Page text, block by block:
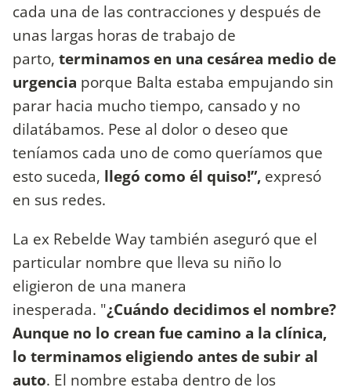
cada una de las contracciones y después de
unas largas horas de trabajo de
parto, terminamos en una cesárea medio de
urgencia porque Balta estaba empujando sin
parar hacia mucho tiempo, cansado y no
dilatábamos. Pese al dolor o deseo que
teníamos cada uno de como queríamos que
esto suceda, llegó como él quiso!”, expresó
en sus redes.
La ex Rebelde Way también aseguró que el
particular nombre que lleva su niño lo
eligieron de una manera
inesperada. "¿Cuándo decidimos el nombre?
Aunque no lo crean fue camino a la clínica,
lo terminamos eligiendo antes de subir al
auto. El nombre estaba dentro de los